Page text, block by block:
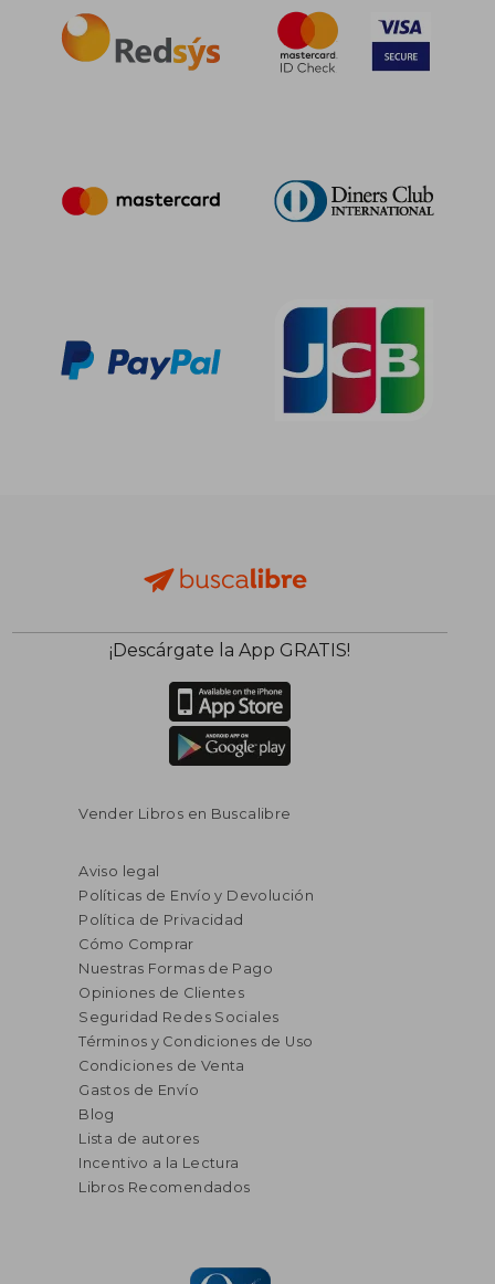
¡Descárgate la App GRATIS!
Vender Libros en Buscalibre
Aviso legal
Políticas de Envío y Devolución
Política de Privacidad
Cómo Comprar
Nuestras Formas de Pago
Opiniones de Clientes
Seguridad Redes Sociales
Términos y Condiciones de Uso
Condiciones de Venta
Gastos de Envío
Blog
Lista de autores
Incentivo a la Lectura
Libros Recomendados